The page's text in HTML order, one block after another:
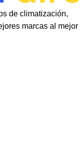
de climatización,
marcas al mejor